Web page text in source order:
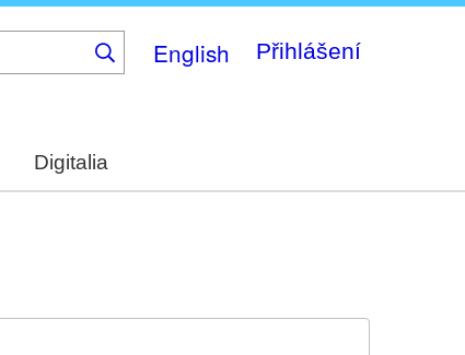
English Přihlášení
Digitalia